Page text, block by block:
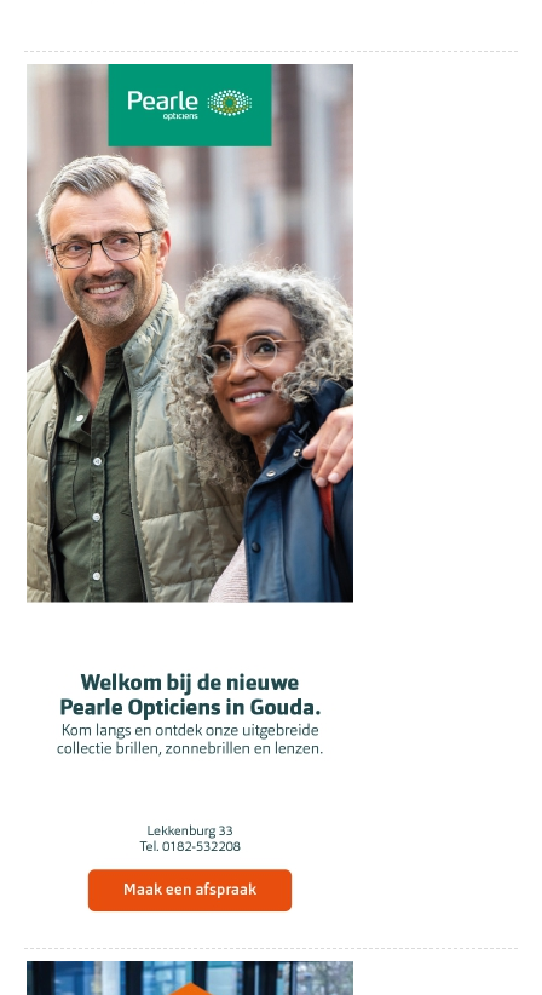
+€1,50 servicekosten
Tickets bestellen
Komedie de voorstelling ‘Aan Alles Komt
Marc en Boris zijn al tien jaar getrouwd,
maar hun levens verschillen enorm. Marc
treedt op als zijn flamboyante alter ego
Marcia in een nachtclub, terwijl Boris een
brave kantoorbaan heeft en worstelt met
hoe anderen naar hun huwelijk kijken.
Wanneer Boris hoort dat zijn vader is
overleden, staat zijn wereld op z’n kop. Zijn
moeder en zus – met wie hij al jaren geen
contact heeft – duiken plotseling op om de
erfenis te bespreken. Boris vreest dat zij
hem willen onterven, zeker als ze
ontdekken dat hij met een man getrouwd
is.
maar daarmee zet hij zijn huwelijk, en
zelfs zijn leven op het spel, want Marc zal
hier nooit genoegen mee nemen. Een groot
risico met nog grotere gevolgen.
familiegeheimen en onverwachte
wendingen, waarbij ieder persoon een
dubbele laag blijkt te hebben.
Tickets bestellen